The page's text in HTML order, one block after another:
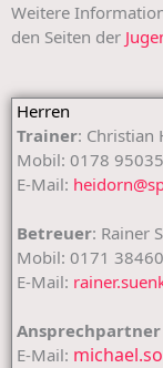
Weitere
den Seiten der
Herren
Trainer: Christian
Mobil: 0178
E-Mail:
Betreuer: Rainer
Mobil: 0171
E-Mail:
Ansprechpartner
E-Mail: